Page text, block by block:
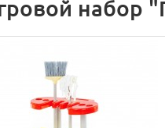
набор